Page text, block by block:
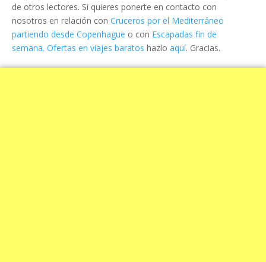
de otros lectores. Si quieres ponerte en contacto con
nosotros en relación con Cruceros por el Mediterráneo
partiendo desde Copenhague o con Escapadas fin de
semana. Ofertas en viajes baratos hazlo aquí. Gracias.